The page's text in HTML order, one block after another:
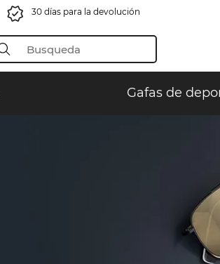
30 días para la devolución
Gafas de